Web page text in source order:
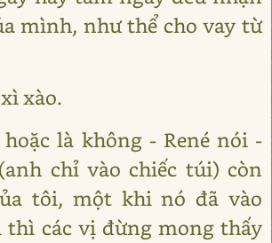
mình, như thể cho vay từ
xào.
là không - René nói -
chỉ vào chiếc túi) còn
tôi, một khi nó đã vào
các vị đừng mong thấy